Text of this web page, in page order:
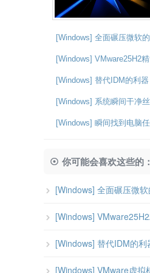
[Windows] 全面碾压微软
[Windows] VMware25H2
[Windows] 替代IDM的利
[Windows] 系统瞬间干净
[Windows] 瞬间找到电脑
你可能会喜欢这些的：
[Windows] 全面碾压微
[Windows]
[Windows] 替代IDM的
[Windows] VMware虚